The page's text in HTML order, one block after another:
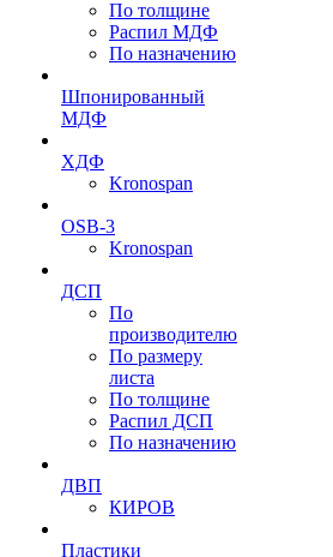
По толщине
Распил МДФ
По назначению
Шпонированный
МДФ
ХДФ
Kronospan
OSB-3
Kronospan
ДСП
По
производителю
По размеру
листа
По толщине
Распил ДСП
По назначению
ДВП
КИРОВ
Пластики